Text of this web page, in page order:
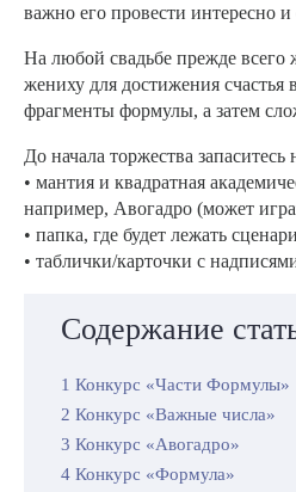
важно его провести интересно
На любой свадьбе прежде всего
жениху для достижения счастья
фрагменты формулы, а затем
До начала торжества
• мантия и квадратная
например, Авогадро (может
• папка, где будет лежать
• таблички/карточки с
Содержание
1 Конкурс «Части Формулы»
2 Конкурс «Важные числа»
3 Конкурс «Авогадро»
4 Конкурс «Формула»